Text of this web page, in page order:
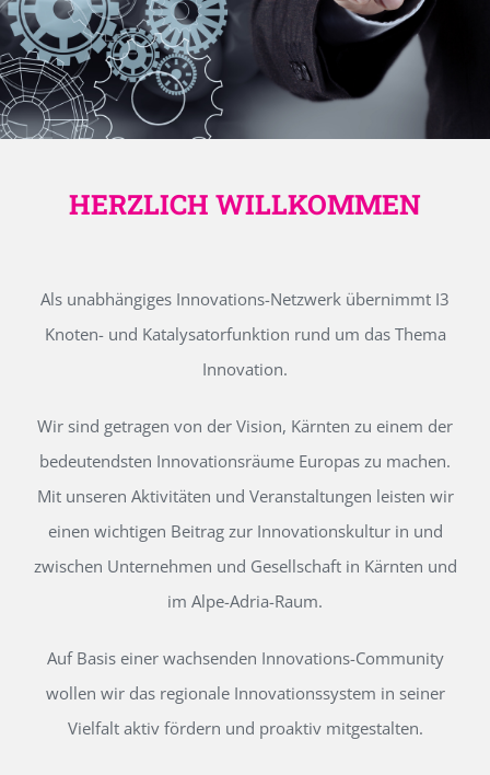
HERZLICH WILLKOMMEN
Als unabhängiges Innovations-Netzwerk übernimmt I3
Knoten- und Katalysatorfunktion rund um das Thema
Innovation.
Wir sind getragen von der Vision, Kärnten zu einem der
bedeutendsten Innovationsräume Europas zu machen.
Mit unseren Aktivitäten und Veranstaltungen leisten wir
einen wichtigen Beitrag zur Innovationskultur in und
zwischen Unternehmen und Gesellschaft in Kärnten und
im Alpe-Adria-Raum.
Auf Basis einer wachsenden Innovations-Community
wollen wir das regionale Innovationssystem in seiner
Vielfalt aktiv fördern und proaktiv mitgestalten.